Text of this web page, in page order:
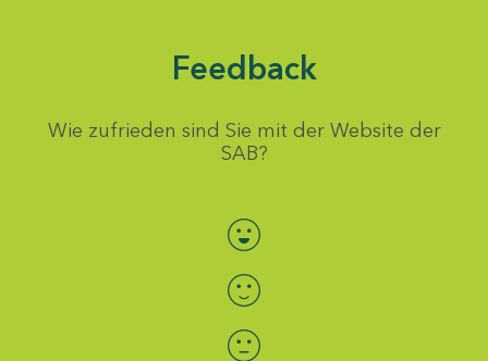
Feedback
Wie zufrieden sind Sie mit der Website der
SAB?
Bewertung auswählen